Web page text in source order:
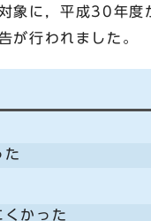
象に，平成30年度
が行われました。
た
くかった